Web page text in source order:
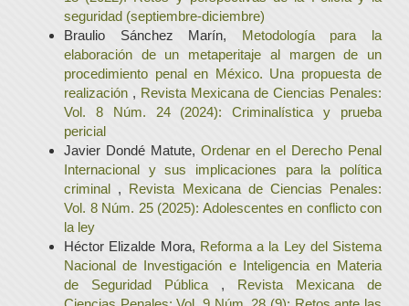
seguridad (septiembre-diciembre)
Braulio Sánchez Marín, Metodología para la
elaboración de un metaperitaje al margen de un
procedimiento penal en México. Una propuesta de
realización , Revista Mexicana de Ciencias Penales:
Vol. 8 Núm. 24 (2024): Criminalística y prueba
pericial
Javier Dondé Matute, Ordenar en el Derecho Penal
Internacional y sus implicaciones para la política
criminal , Revista Mexicana de Ciencias Penales:
Vol. 8 Núm. 25 (2025): Adolescentes en conflicto con
la ley
Héctor Elizalde Mora, Reforma a la Ley del Sistema
Nacional de Investigación e Inteligencia en Materia
de Seguridad Pública , Revista Mexicana de